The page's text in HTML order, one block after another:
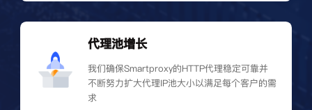
代理池增长
我们确保Smartproxy的HTTP代理稳定可靠并
不断努力扩大代理IP池大小以满足每个客户的需
求